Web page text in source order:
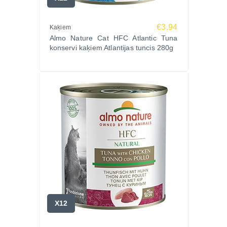
Biežāk uzdotie jautājumi (FAQ)
Vai konservi satur mākslīgus konservantus?
Nē, recepte ir pilnīgi dabiska.
Vai šis produkts ir piemērots ikdienas barošanai?
Vai Almo Nature HFC ir piemērots kaķiem ar jutīgu
Jā, vienkāršais sastāvs bez glutēna atvieglo
Augstākā kvalitāte jūsu mīlulim
Izvēlies dabīgu uzturu savam kaķim ar Almo Nature
HFC Chicken & Salmon konserviem. Pasūti
Zoopasaule.lv ar ātru piegādi visā Latvijā un
lieliskām cenām.
Kaķiem €3.94
Almo Nature Cat HFC Atlantic Tuna
konservi kaķiem Atlantijas tuncis 280g
X12